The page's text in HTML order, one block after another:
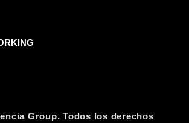
Group. Todos los derechos